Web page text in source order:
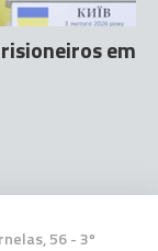
em
56 - 3º